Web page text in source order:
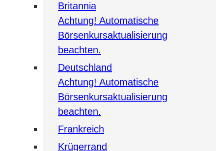
Britannia
Achtung! Automatische
Börsenkursaktualisierung
beachten.
Deutschland
Achtung! Automatische
Börsenkursaktualisierung
beachten.
Frankreich
Krügerrand